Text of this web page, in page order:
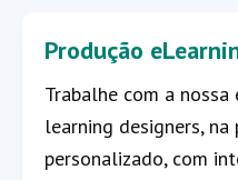
Produção
Trabalhe com a
learning designers,
personalizado, com